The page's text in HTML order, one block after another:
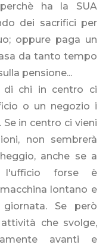
ha la SUA
dei sacrifici per
oppure paga un
da tanto tempo
pensione...
di chi in centro ci
o un negozio i
in centro ci vieni
non sembrerà
anche se a
l'ufficio forse è
lontano e
Se però
che svolge,
avanti e